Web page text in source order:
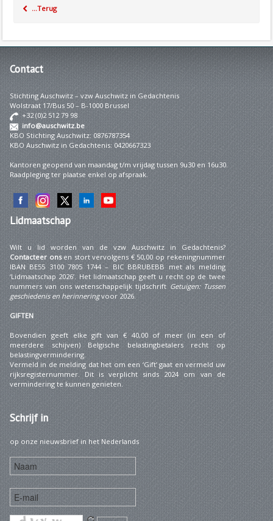
...Terug
Contact
Stichting Auschwitz – vzw Auschwitz in Gedachtenis
Wolstraat 17/Bus 50 – B-1000 Brussel
+32 (0)2 512 79 98
info@auschwitz.be
KBO Stichting Auschwitz: 0876787354
KBO Auschwitz in Gedachtenis: 0420667323
Kantoren geopend van maandag t/m vrijdag tussen 9u30 en 16u30.
Raadpleging ter plaatse enkel op afspraak.
Lidmaatschap
Wilt u lid worden van de vzw Auschwitz in Gedachtenis?
Contacteer onsen stort vervolgens € 50,00 op rekeningnummer
IBAN BE55 3100 7805 1744 – BIC BBRUBEBB met als melding
‘Lidmaatschap 2026’. Het lidmaatschap geeft u recht op de twee
nummers van ons wetenschappelijk tijdschrift Getuigen: Tussen
geschiedenis en herinneringvoor 2026.
GIFTEN
Bovendien geeft elke gift van € 40,00 of meer (in een of
meerdere schijven) Belgische belastingbetalers recht op
belastingvermindering.
Vermeld in de melding dat het om een ‘Gift’ gaat en vermeld uw
rijksregisternummer. Dit is verplicht sinds 2024 om van de
vermindering te kunnen genieten.
Schrijfin
op onze nieuwsbrief in het Nederlands